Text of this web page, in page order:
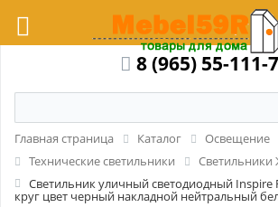
8 (965) 55-111-
Главная страница Каталог
Освещение
Технические светильники
Светильники
Светильник уличный светодиодный Inspire
круг цвет черный накладной нейтральный